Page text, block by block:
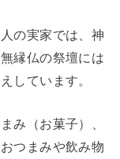
の実家では、神
縁仏の祭壇には
しています。
み（お菓子）、
つまみや飲み物